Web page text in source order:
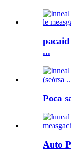
pacaid
...
Poca
Auto